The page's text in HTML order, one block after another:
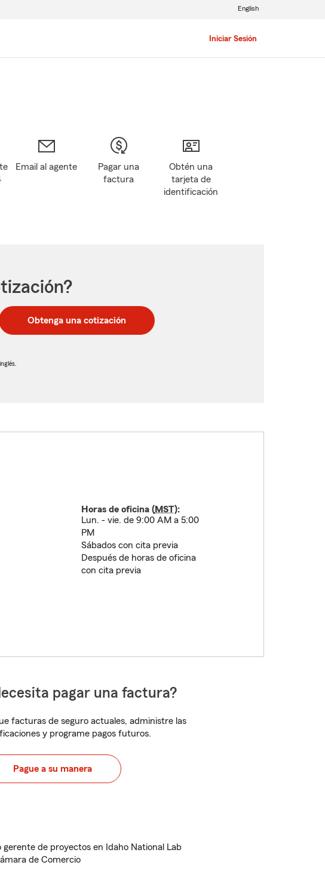
Iniciar Sesión
English
Email al agente
Pagar una
factura
Obtén una
tarjeta de
identificación
Obtenga una cotización
Horas de oficina (MST):
Lun. - vie. de 9:00 AM a 5:00
PM
Sábados con cita previa
Después de horas de oficina
con cita previa
pagar una factura?
facturas de seguro actuales, administre las
y programe pagos futuros.
Pague a su manera
gerente de proyectos en Idaho National Lab
de Comercio